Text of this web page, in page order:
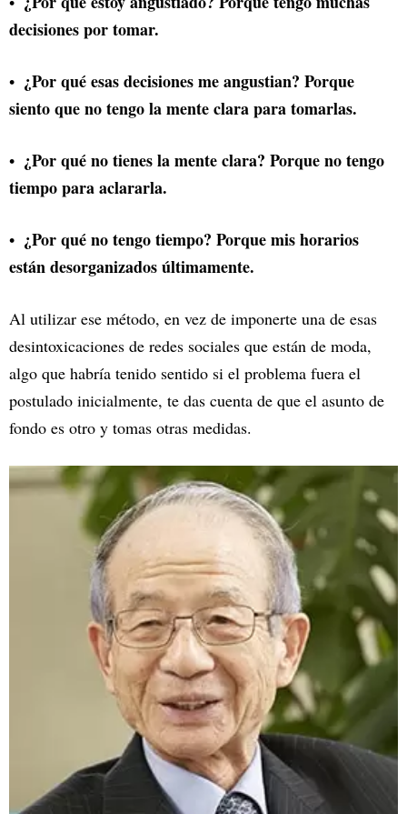
decisiones por tomar.
¿Por qué esas decisiones me angustian? Porque
siento que no tengo la mente clara para tomarlas.
¿Por qué no tienes la mente clara? Porque no tengo
tiempo para aclararla.
¿Por qué no tengo tiempo? Porque mis horarios
están desorganizados últimamente.
Al utilizar ese método, en vez de imponerte una de esas
desintoxicaciones de redes sociales que están de moda,
algo que habría tenido sentido si el problema fuera el
postulado inicialmente, te das cuenta de que el asunto de
fondo es otro y tomas otras medidas.